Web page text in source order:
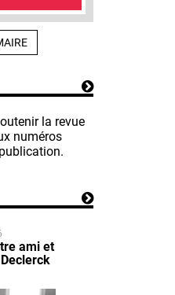
la revue
numéros
ami et